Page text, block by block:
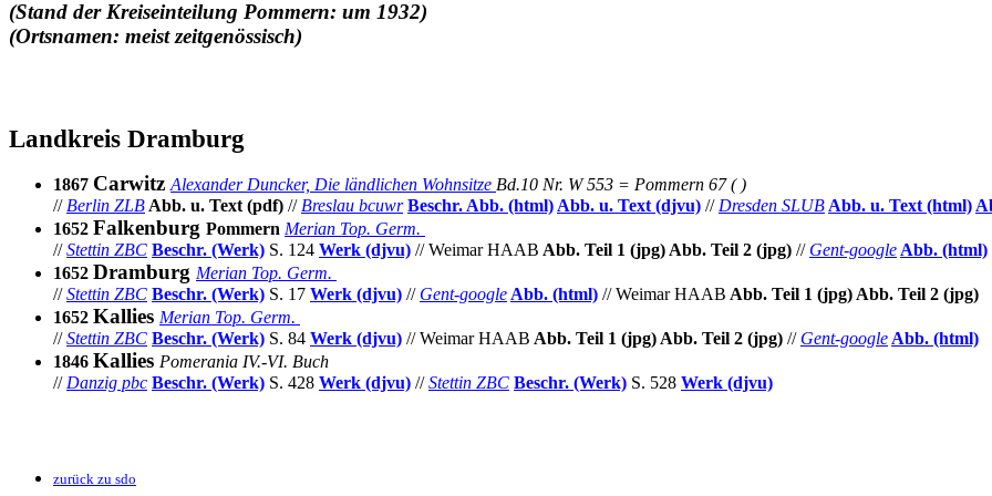
(Stand der Kreiseinteilung Pommern: um 1932)
(Ortsnamen: meist zeitgenössisch)
Landkreis Dramburg
1867 Carwitz Alexander Duncker, Die ländlichen Wohnsitze Bd.10 Nr. W 553 = Pommern 67 ( )
// Berlin ZLB Abb. u. Text (pdf) // Breslau bcuwr Beschr. Abb. (html) Abb. u. Text (djvu) // Dresden SLUB Abb. u. Text (html)
1652 Falkenburg Pommern Merian Top. Germ.
// Stettin ZBC Beschr. (Werk) S. 124 Werk (djvu) //Weimar HAAB Abb. Teil 1 (jpg) Abb. Teil 2 (jpg) // Gent-google Abb. (html)
1652 Dramburg Merian Top. Germ.
// Stettin ZBC Beschr. (Werk) S. 17 Werk (djvu) // Gent-google Abb. (html) //Weimar HAAB Abb. Teil 1 (jpg) Abb. Teil 2 (jpg)
1652 Kallies Merian Top. Germ.
// Stettin ZBC Beschr. (Werk) S. 84 Werk (djvu) //Weimar HAAB Abb. Teil 1 (jpg) Abb. Teil 2 (jpg) // Gent-google Abb. (html)
1846 Kallies Pomerania IV.-VI. Buch
// Danzig pbc Beschr. (Werk) S. 428 Werk (djvu) //Stettin ZBC Beschr. (Werk) S. 528 Werk (djvu)
zurück zu sdo